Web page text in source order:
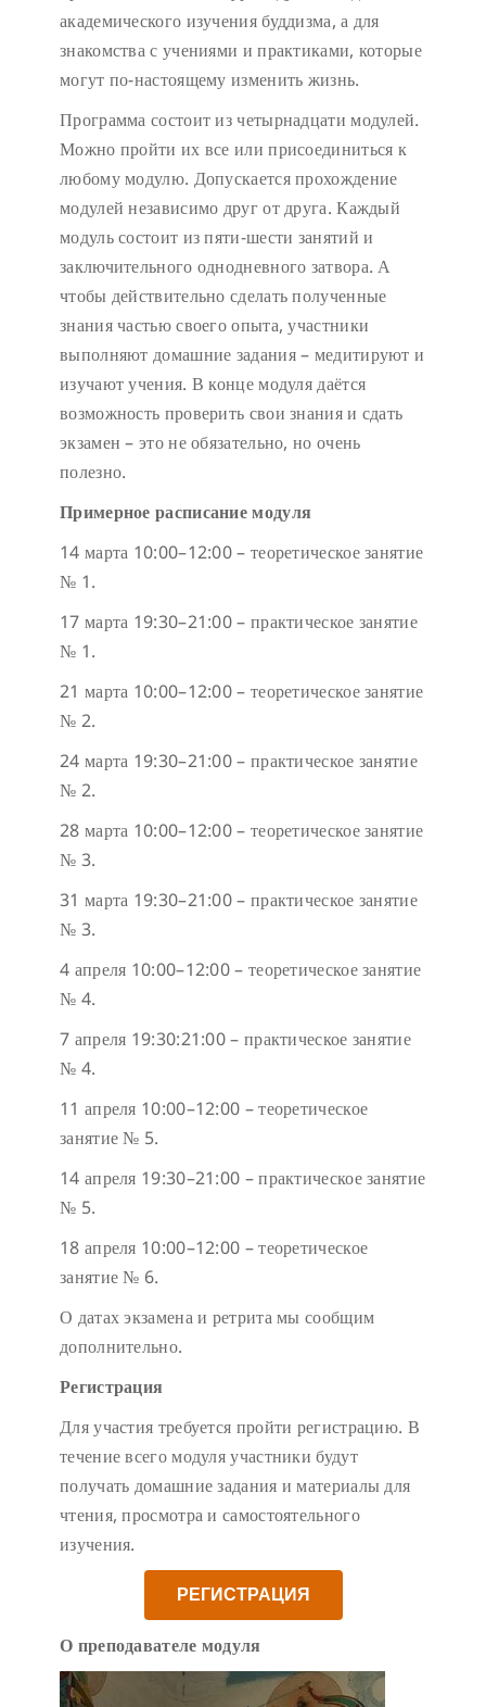
академического изучения буддизма, а для
знакомства с учениями и практиками, которые
могут по-настоящему изменить жизнь.
Программа состоит из четырнадцати модулей.
Можно пройти их все или присоединиться к
любому модулю. Допускается прохождение
модулей независимо друг от друга. Каждый
модуль состоит из пяти-шести занятий и
заключительного однодневного затвора. А
чтобы действительно сделать полученные
знания частью своего опыта, участники
выполняют домашние задания – медитируют и
изучают учения. В конце модуля даётся
возможность проверить свои знания и сдать
экзамен – это не обязательно, но очень
полезно.
Примерное расписание модуля
14 марта 10:00–12:00 – теоретическое занятие
№ 1.
17 марта 19:30–21:00 – практическое занятие
№ 1.
21 марта 10:00–12:00 – теоретическое занятие
№ 2.
24 марта 19:30–21:00 – практическое занятие
№ 2.
28 марта 10:00–12:00 – теоретическое занятие
№ 3.
31 марта 19:30–21:00 – практическое занятие
№ 3.
4 апреля 10:00–12:00 – теоретическое занятие
№ 4.
7 апреля 19:30:21:00 – практическое занятие
№ 4.
11 апреля 10:00–12:00 – теоретическое
занятие № 5.
14 апреля 19:30–21:00 – практическое занятие
№ 5.
18 апреля 10:00–12:00 – теоретическое
занятие № 6.
О датах экзамена и ретрита мы сообщим
дополнительно.
Регистрация
Для участия требуется пройти регистрацию. В
течение всего модуля участники будут
получать домашние задания и материалы для
чтения, просмотра и самостоятельного
изучения.
РЕГИСТРАЦИЯ
О преподавателе модуля